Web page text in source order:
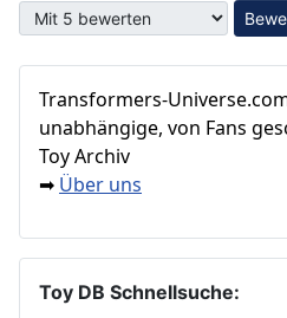
Bitte bewerten
unabhängige, von Fans
Toy Archiv
➡ Über uns
Toy DB Schnellsuche: